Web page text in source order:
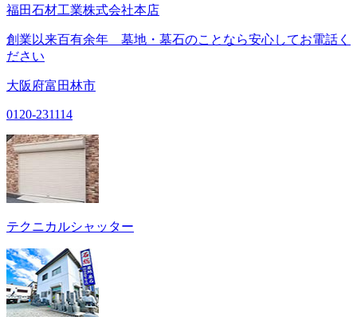
福田石材工業株式会社本店
創業以来百有余年 墓地・墓石のことなら安心してお電話く
ださい
大阪府富田林市
0120-231114
テクニカルシャッター